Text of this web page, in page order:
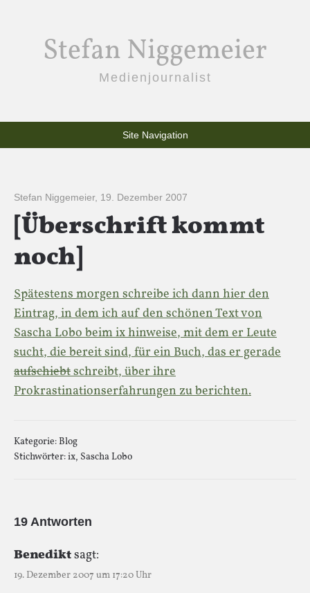
Stefan Niggemeier
Medienjournalist
Site Navigation
Stefan Niggemeier, 19. Dezember 2007
[Überschrift kommt
noch]
Spätestens morgen schreibe ich dann hier den
Eintrag, in dem ich auf den schönen Text von
Sascha Lobo beim ix hinweise, mit dem er Leute
sucht, die bereit sind, für ein Buch, das er gerade
aufschiebtschreibt, über ihre
Prokrastinationserfahrungen zu berichten.
Kategorie:Blog
Stichwörter:ix, Sascha Lobo
19 Antworten
Benediktsagt:
19. Dezember 2007 um 17:20 Uhr